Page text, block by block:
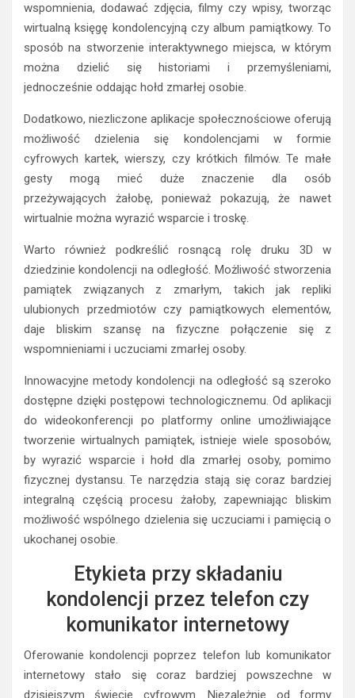
wspomnienia, dodawać zdjęcia, filmy czy wpisy, tworząc
wirtualną księgę kondolencyjną czy album pamiątkowy. To
sposób na stworzenie interaktywnego miejsca, w którym
można dzielić się historiami i przemyśleniami,
jednocześnie oddając hołd zmarłej osobie.
Dodatkowo, niezliczone aplikacje społecznościowe oferują
możliwość dzielenia się kondolencjami w formie
cyfrowych kartek, wierszy, czy krótkich filmów. Te małe
gesty mogą mieć duże znaczenie dla osób
przeżywających żałobę, ponieważ pokazują, że nawet
wirtualnie można wyrazić wsparcie i troskę.
Warto również podkreślić rosnącą rolę druku 3D w
dziedzinie kondolencji na odległość. Możliwość stworzenia
pamiątek związanych z zmarłym, takich jak repliki
ulubionych przedmiotów czy pamiątkowych elementów,
daje bliskim szansę na fizyczne połączenie się z
wspomnieniami i uczuciami zmarłej osoby.
Innowacyjne metody kondolencji na odległość są szeroko
dostępne dzięki postępowi technologicznemu. Od aplikacji
do wideokonferencji po platformy online umożliwiające
tworzenie wirtualnych pamiątek, istnieje wiele sposobów,
by wyrazić wsparcie i hołd dla zmarłej osoby, pomimo
fizycznej dystansu. Te narzędzia stają się coraz bardziej
integralną częścią procesu żałoby, zapewniając bliskim
możliwość wspólnego dzielenia się uczuciami i pamięcią o
ukochanej osobie.
Etykieta przy składaniu
kondolencji przez telefon czy
komunikator internetowy
Oferowanie kondolencji poprzez telefon lub komunikator
internetowy stało się coraz bardziej powszechne w
dzisiejszym świecie cyfrowym. Niezależnie od formy